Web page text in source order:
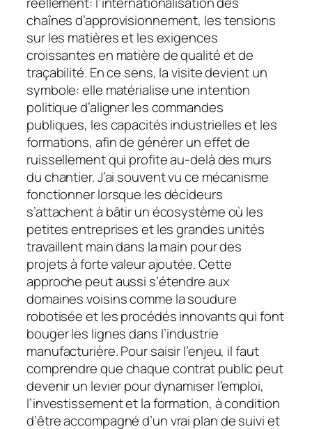
chaînes d’approvisionnement, les tensions
sur les matières et les exigences
croissantes en matière de qualité et de
traçabilité. En ce sens, la visite devient un
symbole: elle matérialise une intention
politique d’aligner les commandes
publiques, les capacités industrielles et les
formations, afin de générer un effet de
ruissellement qui profite au-delà des murs
du chantier. J’ai souvent vu ce mécanisme
fonctionner lorsque les décideurs
s’attachent à bâtir un écosystème où les
petites entreprises et les grandes unités
travaillent main dans la main pour des
projets à forte valeur ajoutée. Cette
approche peut aussi s’étendre aux
domaines voisins comme la soudure
robotisée et les procédés innovants qui font
bouger les lignes dans l’industrie
manufacturière. Pour saisir l’enjeu, il faut
comprendre que chaque contrat public peut
devenir un levier pour dynamiser l’emploi,
l’investissement et la formation, à condition
d’être accompagné d’un vrai plan de suivi et